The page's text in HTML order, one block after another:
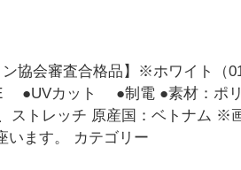
ン協会審査合格品】※ホワイト
●UVカット ●制電 ●素材：ポ
ストレッチ 原産国：ベトナム
います。 カテゴリー